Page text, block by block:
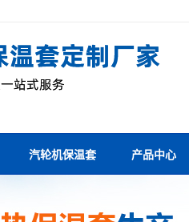
汽轮机保温套 产品中心